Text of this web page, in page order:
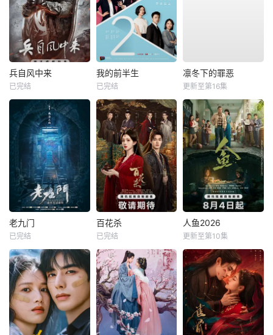
兵自风中来
已完结
我的前半生
已完结
凛冬下的罪恶
更新至第16集
老九门
已完结
百花杀
已完结
人鱼2026
更新至第10集